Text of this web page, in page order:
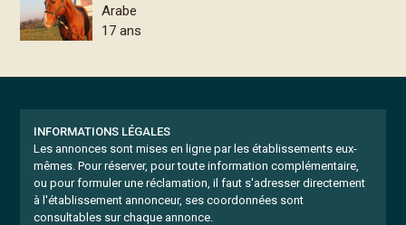
Arabe
17 ans
INFORMATIONS LÉGALES
Les annonces sont mises en ligne par les établissements eux-
mêmes. Pour réserver, pour toute information complémentaire,
ou pour formuler une réclamation, il faut s'adresser directement
à l'établissement annonceur, ses coordonnées sont
consultables sur chaque annonce.